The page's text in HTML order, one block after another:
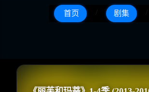
首页 剧集